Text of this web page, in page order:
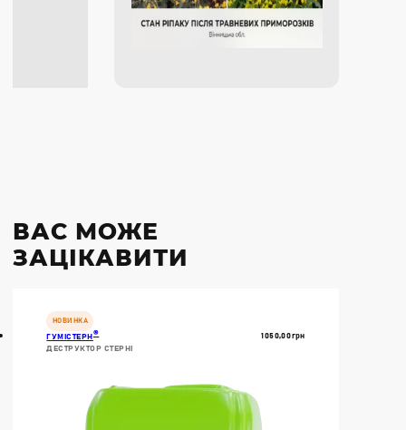
ВАС МОЖЕ
ЗАЦІКАВИТИ
ГУМІСТЕРН®
ДЕСТРУКТОР СТЕРНІ
1050,00Грн
НОВИНКА